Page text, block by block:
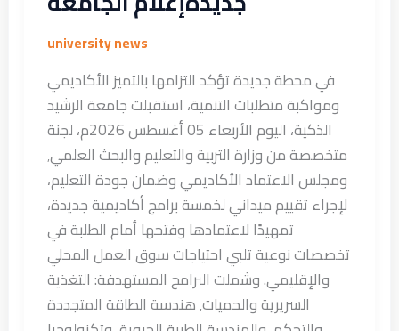
university news
في محطة جديدة تؤكد التزامها بالتميز الأكاديمي
ومواكبة متطلبات التنمية، استقبلت جامعة الرشيد
الذكية، اليوم الأربعاء 05 أغسطس 2026م، لجنة
متخصصة من وزارة التربية والتعليم والبحث العلمي٬
ومجلس الاعتماد الأكاديمي وضمان جودة التعليم،
لإجراء تقييم ميداني لخمسة برامج أكاديمية جديدة،
تمهيدًا لاعتمادها وفتحها أمام الطلبة في
تخصصات نوعية تلبي احتياجات سوق العمل المحلي
والإقليمي. وشملت البرامج المستهدفة: التغذية
السريرية والحميات٬ هندسة الطاقة المتجددة